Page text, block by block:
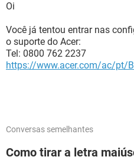
Oi
Você já tentou entrar nas
o suporte do Acer:
Tel: 0800 762 2237
https://www.acer.com/ac/pt/
Conversas semelhantes
Como tirar a letra